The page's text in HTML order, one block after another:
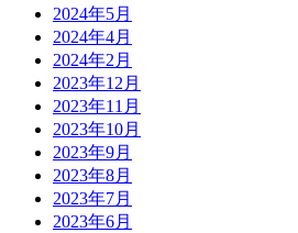
2024年5月
2024年4月
2024年2月
2023年12月
2023年11月
2023年10月
2023年9月
2023年8月
2023年7月
2023年6月